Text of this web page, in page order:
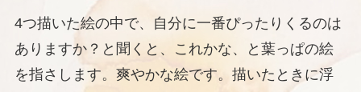
4つ描いた絵の中で、自分に一番ぴったりくるのは
ありますか？と聞くと、これかな、と葉っぱの絵
を指さします。爽やかな絵です。描いたときに浮